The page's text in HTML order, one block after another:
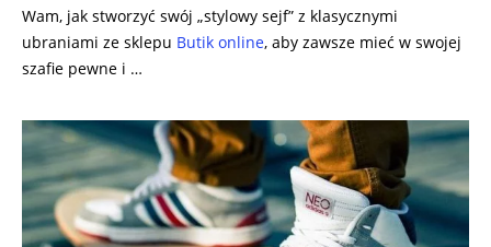
Wam, jak stworzyć swój „stylowy sejf” z klasycznymi
ubraniami ze sklepu Butik online, aby zawsze mieć w swojej
szafie pewne i …